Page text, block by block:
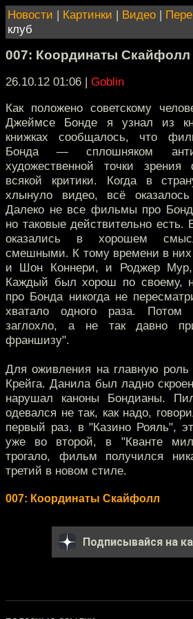
Новости | Картинки | Видео |
клуб
007: Координаты Скайфолл
26.10.12 01:06 | Goblin
Как положено советскому
Джеймсе Бонде я узнал из
книжках сообщалось, что
Бонда — сплошняком
художественной точки
всякой критики. Когда в
хлынуло видео, всё
Далеко не все фильмы про
но таковые действительно
оказались в хорошем
смешными. К тому времени в них
и Шон Коннери, и Роджер
Каждый был хорош по своему,
про Бонда никогда не
хватало одного раза. Потом
заглохло, а не так давно
франшизу".
Для оживления на главную
Крейга. Данила был ладно
нарушал каноны Бондианы.
одевался не так, как надо,
первый раз, в "Казино Рояль",
уже во второй, в "Кванте
трогало, фильм получился
третий в новом стиле.
007: Координаты Скайфолл
Подписывайся на